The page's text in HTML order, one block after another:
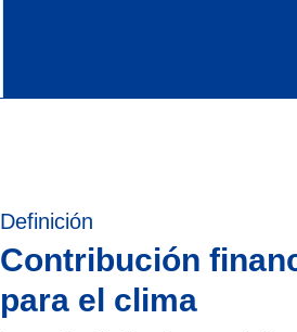
Definición
Contribución
para el clima